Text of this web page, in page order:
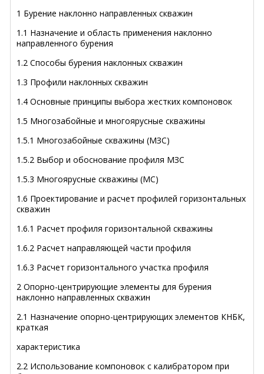
1 Бурение наклонно направленных скважин
1.1 Назначение и область применения наклонно
направленного бурения
1.2 Способы бурения наклонных скважин
1.3 Профили наклонных скважин
1.4 Основные принципы выбора жестких компоновок
1.5 Многозабойные и многоярусные скважины
1.5.1 Многозабойные скважины (МЗС)
1.5.2 Выбор и обоснование профиля МЗС
1.5.3 Многоярусные скважины (МС)
1.6 Проектирование и расчет профилей горизонтальных
скважин
1.6.1 Расчет профиля горизонтальной скважины
1.6.2 Расчет направляющей части профиля
1.6.3 Расчет горизонтального участка профиля
2 Опорно-центрирующие элементы для бурения
наклонно направленных скважин
2.1 Назначение опорно-центрирующих элементов КНБК,
краткая
характеристика
2.2 Использование компоновок с калибратором при